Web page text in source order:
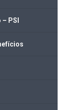
PSI